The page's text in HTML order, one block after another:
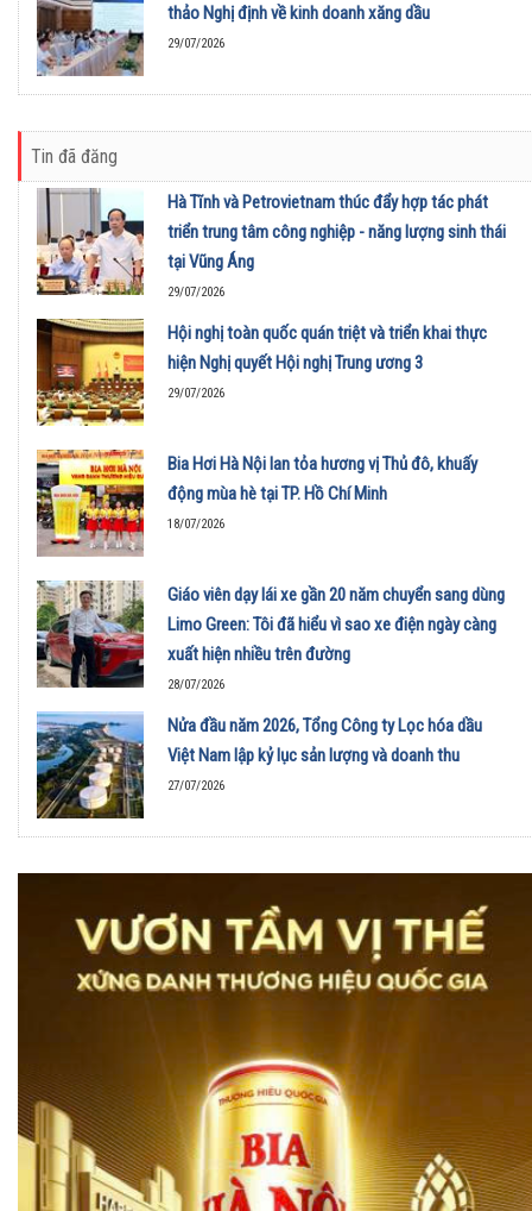
thảo Nghị định về kinh doanh xăng dầu
29/07/2026
Tin đã đăng
Hà Tĩnh và Petrovietnam thúc đẩy hợp tác phát
triển trung tâm công nghiệp - năng lượng sinh thái
tại Vũng Áng
29/07/2026
Hội nghị toàn quốc quán triệt và triển khai thực
hiện Nghị quyết Hội nghị Trung ương 3
29/07/2026
Bia Hơi Hà Nội lan tỏa hương vị Thủ đô, khuấy
động mùa hè tại TP. Hồ Chí Minh
18/07/2026
Giáo viên dạy lái xe gần 20 năm chuyển sang dùng
Limo Green: Tôi đã hiểu vì sao xe điện ngày càng
xuất hiện nhiều trên đường
28/07/2026
Nửa đầu năm 2026, Tổng Công ty Lọc hóa dầu
Việt Nam lập kỷ lục sản lượng và doanh thu
27/07/2026